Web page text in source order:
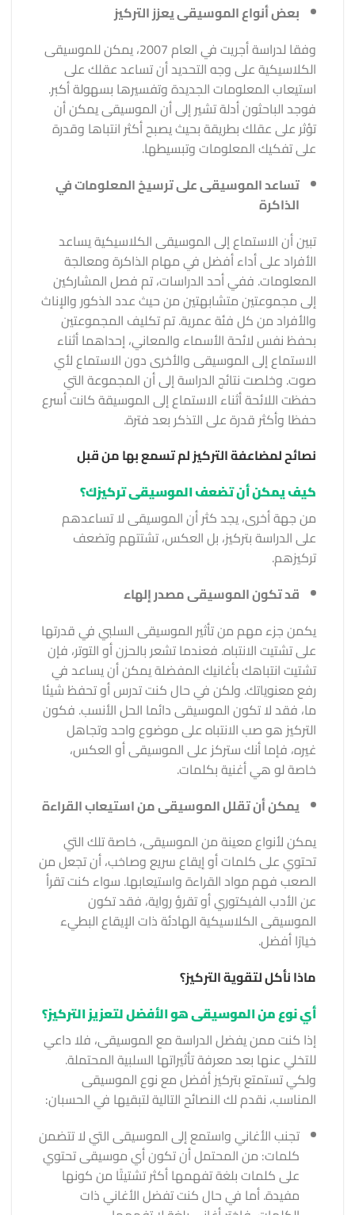
بعض أنواع الموسيقى يعزز التركيز
وفقا لدراسة أجريت في العام 2007، يمكن للموسيقى
الكلاسيكية على وجه التحديد أن تساعد عقلك على
استيعاب المعلومات الجديدة وتفسيرها بسهولة أكبر.
فوجد الباحثون أدلة تشير إلى أن الموسيقى يمكن أن
تؤثر على عقلك بطريقة بحيث يصبح أكثر انتباها وقدرة
على تفكيك المعلومات وتبسيطها.
تساعد الموسيقى على ترسيخ المعلومات في
الذاكرة
تبين أن الاستماع إلى الموسيقى الكلاسيكية يساعد
الأفراد على أداء أفضل في مهام الذاكرة ومعالجة
المعلومات. ففي أحد الدراسات، تم فصل المشاركين
إلى مجموعتين متشابهتين من حيث عدد الذكور والإناث
والأفراد من كل فئة عمرية. تم تكليف المجموعتين
بحفظ نفس لائحة الأسماء والمعاني، إحداهما أثناء
الاستماع إلى الموسيقى والأخرى دون الاستماع لأي
صوت. وخلصت نتائج الدراسة إلى أن المجموعة التي
حفظت اللائحة أثناء الاستماع إلى الموسيقة كانت أسرع
حفظا وأكثر قدرة على التذكر بعد فترة.
نصائح لمضاعفة التركيز لم تسمع بها من قبل
كيف يمكن أن تضعف الموسيقى تركيزك؟
من جهة أخرى، يجد كثر أن الموسيقى لا تساعدهم
على الدراسة بتركيز، بل العكس، تشتتهم وتضعف
تركيزهم.
قد تكون الموسيقى مصدر إلهاء
يكمن جزء مهم من تأثير الموسيقى السلبي في قدرتها
على تشتيت الانتباه. فعندما تشعر بالحزن أو التوتر، فإن
تشتيت انتباهك بأغانيك المفضلة يمكن أن يساعد في
رفع معنوياتك. ولكن في حال كنت تدرس أو تحفظ شيئا
ما، فقد لا تكون الموسيقى دائما الحل الأنسب. فكون
التركيز هو صب الانتباه على موضوع واحد وتجاهل
غيره، فإما أنك ستركز على الموسيقى أو العكس،
خاصة لو هي أغنية بكلمات.
يمكن أن تقلل الموسيقى من استيعاب القراءة
يمكن لأنواع معينة من الموسيقى، خاصة تلك التي
تحتوي على كلمات أو إيقاع سريع وصاخب، أن تجعل من
الصعب فهم مواد القراءة واستيعابها. سواء كنت تقرأ
عن الأدب الفيكتوري أو تقرؤ رواية، فقد تكون
الموسيقى الكلاسيكية الهادئة ذات الإيقاع البطيء
خيارًا أفضل.
ماذا نأكل لتقوية التركيز؟
أي نوع من الموسيقى هو الأفضل لتعزيز التركيز؟
إذا كنت ممن يفضل الدراسة مع الموسيقى، فلا داعي
للتخلي عنها بعد معرفة تأثيراتها السلبية المحتملة.
ولكي تستمتع بتركيز أفضل مع نوع الموسيقى
المناسب، نقدم لك النصائح التالية لتبقيها في الحسبان:
تجنب الأغاني واستمع إلى الموسيقى التي لا تتضمن
كلمات: من المحتمل أن تكون أي موسيقى تحتوي
على كلمات بلغة تفهمها أكثر تشتيتًا من كونها
مفيدة. أما في حال كنت تفضل الأغاني ذات